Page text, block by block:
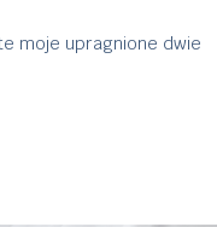
moje upragnione dwie